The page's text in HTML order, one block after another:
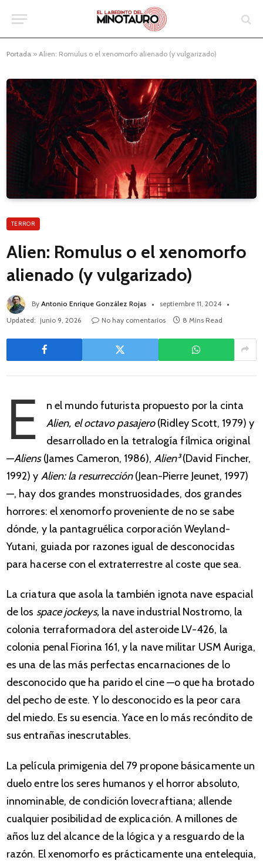
Portada » Alien: Romulus o el xenomorfo alienado (y vulgarizado)
TERROR
Alien: Romulus o el xenomorfo
alienado (y vulgarizado)
By Antonio Enrique González Rojas
septiembre 11, 2024
Updated: junio 9, 2026 No hay comentarios 8 Mins Read
E
n el mundo futurista propuesto por la cinta
Alien, el octavo pasajero(Ridley Scott, 1979) y
desarrollado en la tetralogía fílmica original
—Aliens(James Cameron, 1986), Alien³(David Fincher,
1992) y Alien: la resurrección(Jean-Pierre Jeunet, 1997)
—, hay dos grandes monstruosidades, dos grandes
horrores: el xenomorfo proveniente de no se sabe
dónde, y la pantagruélica corporación Weyland-
Yutani, guiada por razones igual de desconocidas
para hacerse con el extraterrestre al coste que sea.
La criatura que asola la también ignota nave espacial
de los space jockeys,la nave industrial Nostromo, la
colonia terraformadora del asteroide LV-426, la
colonia penal Fiorina 161, y la nave militar USM Auriga,
es una de las más perfectas encarnaciones de lo
desconocido que ha parido el cine —o que ha brotado
del pecho de este. Y lo desconocido es la peor cara
del miedo. Es su esencia. Yace en lo más recóndito de
sus entrañas inescrutables.
La película primigenia del 79 propone básicamente un
duelo entre los seres humanos y el horror absoluto,
innominable, de condición lovecraftiana; allende
cualquier posibilidad de explicación. A millones de
años luz del alcance de la lógica y a resguardo de la
razón. El xenomorfo es prácticamente una entelequia,